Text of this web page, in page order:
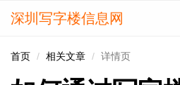
深圳写字楼信息网
首页 相关文章 详情页